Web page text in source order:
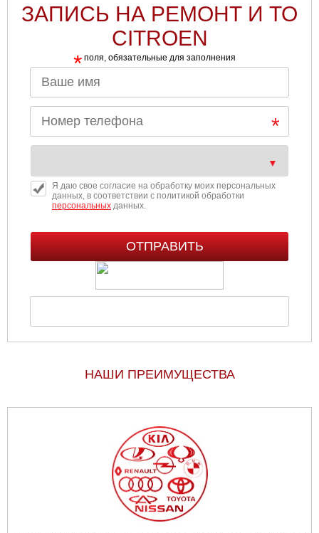
ЗАПИСЬ НА РЕМОНТ И ТО
CITROEN
* поля, обязательные для заполнения
Я даю свое согласие на обработку моих персональных
данных, в соответствии с политикой обработки
персональныхданных.
НАШИ ПРЕИМУЩЕСТВА